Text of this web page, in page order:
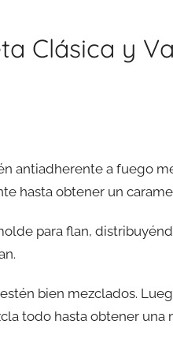
Clásica y
antiadherente a fuego
hasta obtener un
para flan,
bien mezclados.
todo hasta obtener una